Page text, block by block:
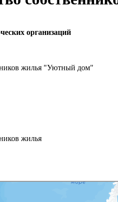
организаций
жилья "Уютный дом"
жилья